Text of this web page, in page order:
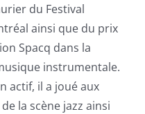
du Festival
ainsi que du prix
Spacq dans la
instrumentale.
actif, il a joué aux
la scène jazz ainsi